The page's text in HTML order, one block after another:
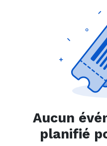
Aucun
planifié